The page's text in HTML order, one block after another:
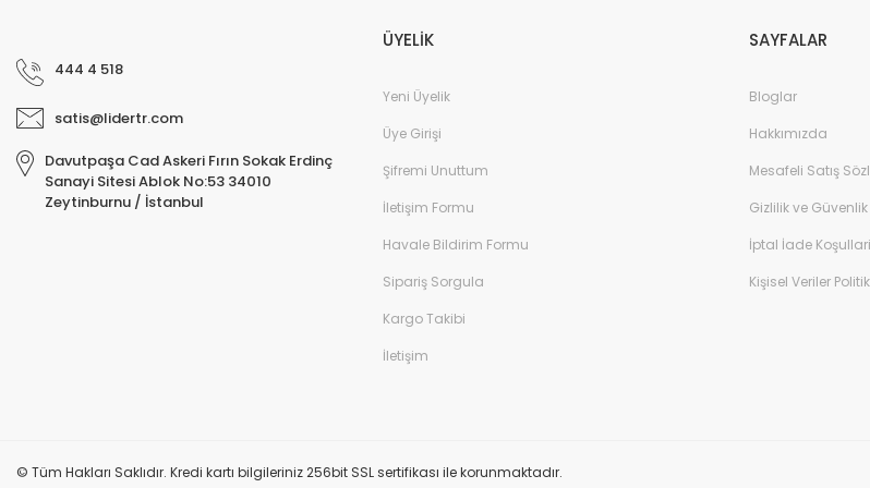
444 4 518
satis@lidertr.com
Davutpaşa Cad Askeri Fırın Sokak Erdinç
Sanayi Sitesi Ablok No:53 34010
Zeytinburnu / İstanbul
ÜYELİK
Yeni Üyelik
Üye Girişi
Şifremi Unuttum
İletişim Formu
Havale Bildirim Formu
Sipariş Sorgula
Kargo Takibi
İletişim
SAYFALAR
Bloglar
Hakkımızda
Mesafeli Satış
Gizlilik ve Güvenlik
İptal İade Koşullari
Kişisel Veriler
© Tüm Hakları Saklıdır. Kredi kartı bilgileriniz 256bit SSL sertifikası ile korunmaktadır.